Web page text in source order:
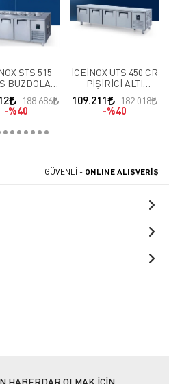
515
BUZDOLABI
(-2 / +8 )
188.686
%40
İCEİNOX UTS 450 CR
PİŞİRİCİ ALTI
BUZDOLAPLARI 4
KAPILI (-2 / +8 )
109.211
182.018
%40
GÜVENLİ - ONLINE ALIŞVERİŞ
HABERDAR OLMAK İÇİN